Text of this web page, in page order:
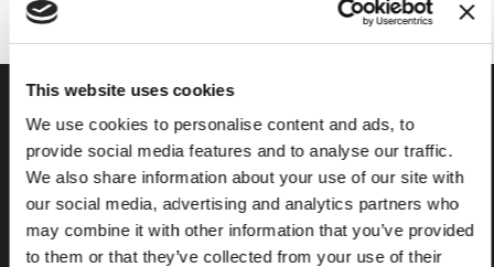
This website uses cookies
We use cookies to personalise content and ads, to
provide social media features and to analyse our traffic.
We also share information about your use of our site with
our social media, advertising and analytics partners who
may combine it with other information that you’ve provided
to them or that they’ve collected from your use of their